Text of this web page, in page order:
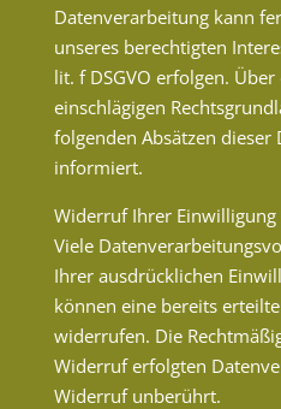
Datenverarbeitung kann
unseres berechtigten
lit. f DSGVO erfolgen.
einschlägigen
folgenden Absätzen dieser
informiert.
Widerruf Ihrer
Viele
Ihrer ausdrücklichen
können eine bereits
widerrufen. Die
Widerruf erfolgten
Widerruf unberührt.